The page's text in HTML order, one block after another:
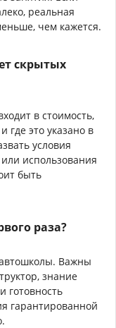
реальная
чем кажется.
скрытых
в стоимость,
где это указано в
условия
использования
быть
раза?
автошколы. Важны
знание
готовность
гарантированной